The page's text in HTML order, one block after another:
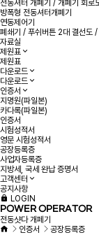
전동셔터 개폐기 / 개폐기 회로
방폭형 전동셔터개폐기
연동제어기
폐쇄기 / 푸쉬버튼 2대 결선도 /
자료실
제원표
제원표
다운로드
다운로드
인증서
지명원(파일본)
카다록(파일본)
인증서
시험성적서
영문 시험성적서
공장등록증
사업자등록증
지방세, 국세 완납 증명서
고객센터
공지사항
LOGIN
POWER OPERATOR
전동샷다 개페기
인증서
공장등록증